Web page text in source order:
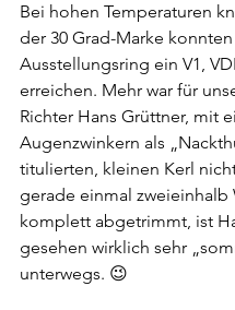
Bei hohen Temperaturen
der 30 Grad-Marke
Ausstellungsring ein V1,
erreichen. Mehr war für
Richter Hans Grüttner, mit
Augenzwinkern als
titulierten, kleinen Kerl
gerade einmal zweieinhalb
komplett abgetrimmt, ist
gesehen wirklich sehr
unterwegs. 😉